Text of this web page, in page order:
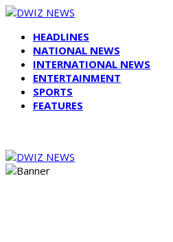
HEADLINES
NATIONAL NEWS
INTERNATIONAL NEWS
ENTERTAINMENT
SPORTS
FEATURES